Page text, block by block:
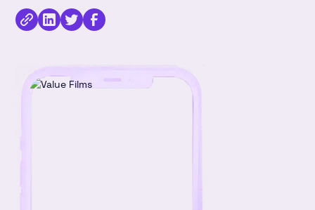
KopioiJaa
Linkedinissä
Jaa
Twitterissä
Jaa
Facebookissa